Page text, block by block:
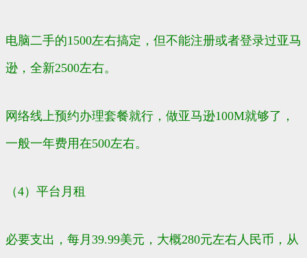
电脑二手的1500左右搞定，但不能注册或者登录过亚马
逊，全新2500左右。
网络线上预约办理套餐就行，做亚马逊100M就够了，
一般一年费用在500左右。
（4）平台月租
必要支出，每月39.99美元，大概280元左右人民币，从